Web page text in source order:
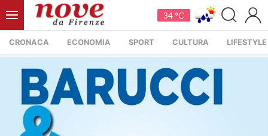
34 °C
CRONACA ECONOMIA SPORT CULTURA LIFESTYLE